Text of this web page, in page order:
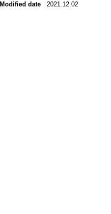
Modified date
2021.12.02